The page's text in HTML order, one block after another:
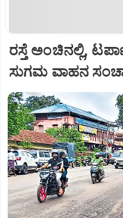
ರಸ್ತೆ ಅಂಚಿನಲ್ಲಿ,
ಸುಗಮ ವಾಹನ